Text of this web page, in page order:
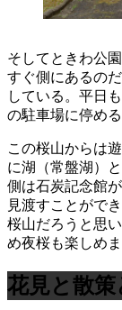
そしてときわ公
すぐ側にあるの
している。平日
の駐車場に停める
この桜山からは
に湖（常盤湖）
側は石炭記念館
見渡すことがで
桜山だろうと思
め夜桜も楽しめま
花見と散策